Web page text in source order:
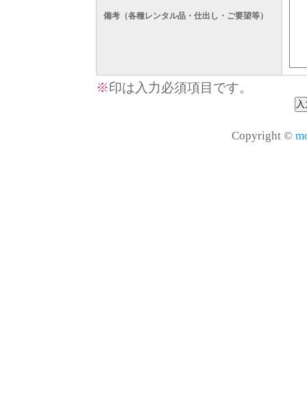
備考（各種レンタル品・仕出し・ご要望等）
※印は入力必須項目です。
Copyright ©